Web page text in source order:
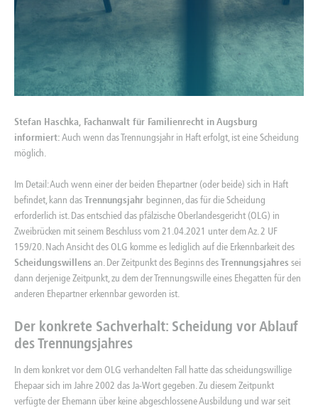
Stefan Haschka, Fachanwalt für Familienrecht in Augsburg
informiert:Auch wenn das Trennungsjahr in Haft erfolgt, ist eine Scheidung
möglich.
Im Detail: Auch wenn einer der beiden Ehepartner (oder beide) sich in Haft
befindet, kann dasTrennungsjahr beginnen, das für die Scheidung
erforderlich ist. Das entschied das pfälzische Oberlandesgericht (OLG) in
Zweibrücken mit seinem Beschluss vom 21.04.2021 unter dem Az. 2 UF
159/20. Nach Ansicht des OLG komme es lediglich auf die Erkennbarkeit des
Scheidungswillens an. Der Zeitpunkt des Beginns desTrennungsjahres sei
dann derjenige Zeitpunkt, zu dem der Trennungswille eines Ehegatten für den
anderen Ehepartner erkennbar geworden ist.
Der konkrete Sachverhalt: Scheidung vor Ablauf
des Trennungsjahres
In dem konkret vor dem OLG verhandelten Fall hatte das scheidungswillige
Ehepaar sich im Jahre 2002 das Ja-Wort gegeben. Zu diesem Zeitpunkt
verfügte der Ehemann über keine abgeschlossene Ausbildung und war seit